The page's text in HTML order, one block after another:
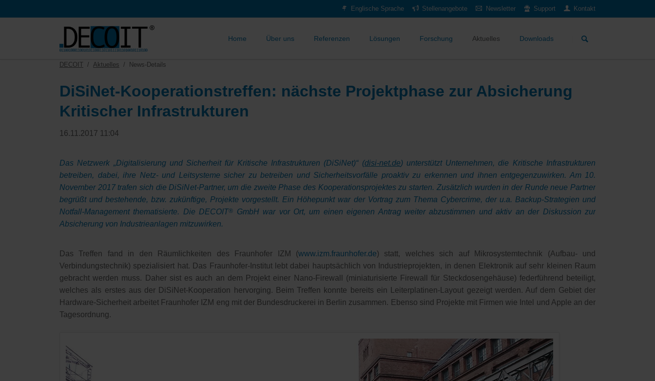
Englische Sprache Stellenangebote Newsletter Support Kontakt
überspringen
Home Über uns Referenzen Lösungen Forschung Aktuelles Downloads
DECOIT Aktuelles News-Details
DiSiNet-Kooperationstreffen: nächste Projektphase zur Absicherung
Kritischer Infrastrukturen
16.11.2017 11:04
Das Netzwerk „Digitalisierung und Sicherheit für Kritische Infrastrukturen (DiSiNet)“ (disi-net.de) unterstützt Unternehmen, die Kritische Infrastrukturen
betreiben, dabei, ihre Netz- und Leitsysteme sicher zu betreiben und Sicherheitsvorfälle proaktiv zu erkennen und ihnen entgegenzuwirken. Am 10.
November 2017 trafen sich die DiSiNet-Partner, um die zweite Phase des Kooperationsprojektes zu starten. Zusätzlich wurden in der Runde neue Partner
begrüßt und bestehende, bzw. zukünftige, Projekte vorgestellt. Ein Höhepunkt war der Vortrag zum Thema Cybercrime, der u.a. Backup-Strategien und
Notfall-Management thematisierte. Die DECOIT®
GmbH war vor Ort, um einen eigenen Antrag weiter abzustimmen und aktiv an der Diskussion zur
Absicherung von Industrieanlagen mitzuwirken.
Das Treffen fand in den Räumlichkeiten des Fraunhofer IZM (www.izm.fraunhofer.de) statt, welches sich auf Mikrosystemtechnik (Aufbau- und
Verbindungstechnik) spezialisiert hat. Das Fraunhofer-Institut lebt dabei hauptsächlich von Industrieprojekten, in denen Elektronik auf sehr kleinen Raum
gebracht werden muss. Daher sist es auch an dem Projekt einer Nano-Firewall (miniaturisierte Firewall für Steckdosengehäuse) federführend beteiligt,
welches als erstes aus der DiSiNet-Kooperation hervorging. Beim Treffen konnte bereits ein Leiterplatinen-Layout gezeigt werden. Auf dem Gebiet der
Hardware-Sicherheit arbeitet Fraunhofer IZM eng mit der Bundesdruckerei in Berlin zusammen. Ebenso sind Projekte mit Firmen wie Intel und Apple an der
Tagesordnung.